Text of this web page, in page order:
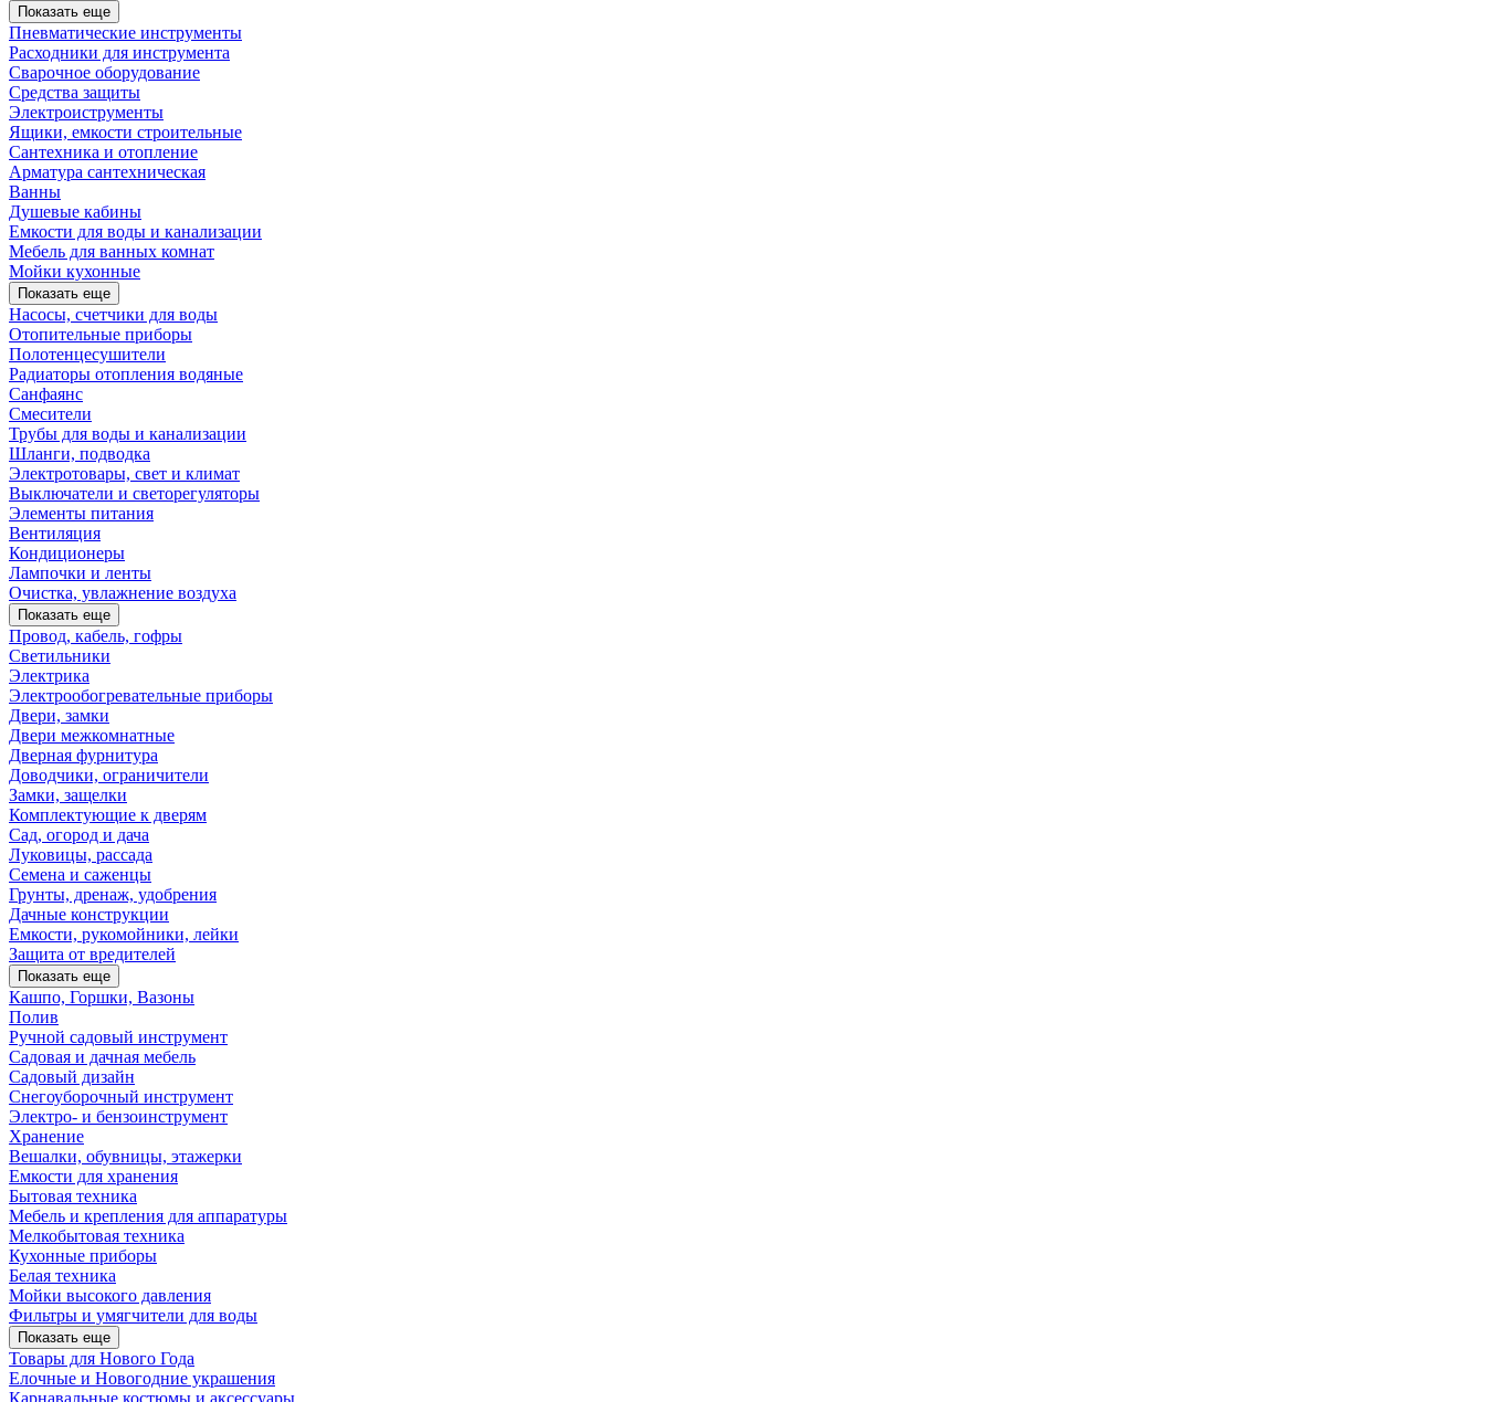
Показать еще
Пневматические инструменты
Расходники для инструмента
Сварочное оборудование
Средства защиты
Электроиструменты
Ящики, емкости строительные
Сантехника и отопление
Арматура сантехническая
Ванны
Душевые кабины
Емкости для воды и канализации
Мебель для ванных комнат
Мойки кухонные
Показать еще
Насосы, счетчики для воды
Отопительные приборы
Полотенцесушители
Радиаторы отопления водяные
Санфаянс
Смесители
Трубы для воды и канализации
Шланги, подводка
Электротовары, свет и климат
Выключатели и светорегуляторы
Элементы питания
Вентиляция
Кондиционеры
Лампочки и ленты
Очистка, увлажнение воздуха
Показать еще
Провод, кабель, гофры
Светильники
Электрика
Электрообогревательные приборы
Двери, замки
Двери межкомнатные
Дверная фурнитура
Доводчики, ограничители
Замки, защелки
Комплектующие к дверям
Сад, огород и дача
Луковицы, рассада
Семена и саженцы
Грунты, дренаж, удобрения
Дачные конструкции
Емкости, рукомойники, лейки
Защита от вредителей
Показать еще
Кашпо, Горшки, Вазоны
Полив
Ручной садовый инструмент
Садовая и дачная мебель
Садовый дизайн
Снегоуборочный инструмент
Электро- и бензоинструмент
Хранение
Вешалки, обувницы, этажерки
Емкости для хранения
Бытовая техника
Мебель и крепления для аппаратуры
Мелкобытовая техника
Кухонные приборы
Белая техника
Мойки высокого давления
Фильтры и умягчители для воды
Показать еще
Товары для Нового Года
Елочные и Новогодние украшения
Карнавальные костюмы и аксессуары